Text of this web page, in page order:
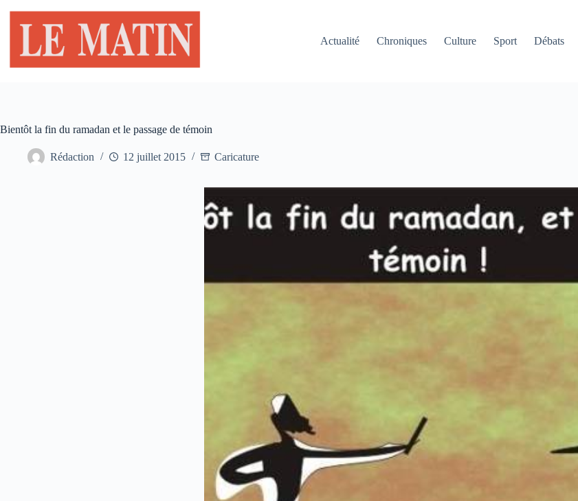
contenu
Actualité
Chroniques Culture Sport Débats
Bientôt la fin du ramadan et le passage de témoin
Rédaction 12 juillet 2015 Caricature